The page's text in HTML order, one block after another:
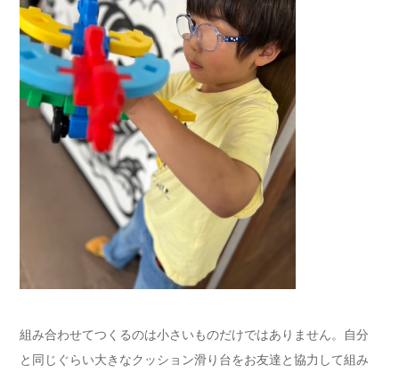
組み合わせてつくるのは小さいものだけではありません。自分
と同じぐらい大きなクッション滑り台をお友達と協力して組み